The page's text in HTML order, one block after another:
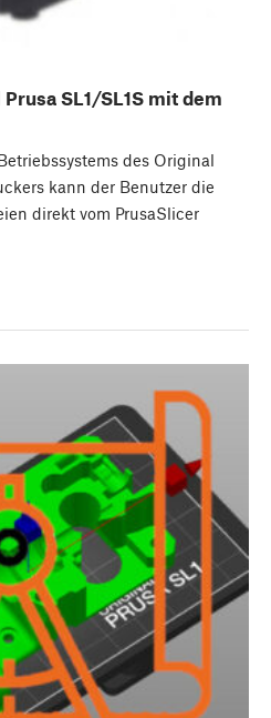
SL1/SL1S mit dem
des Original
kann der Benutzer die
direkt vom PrusaSlicer